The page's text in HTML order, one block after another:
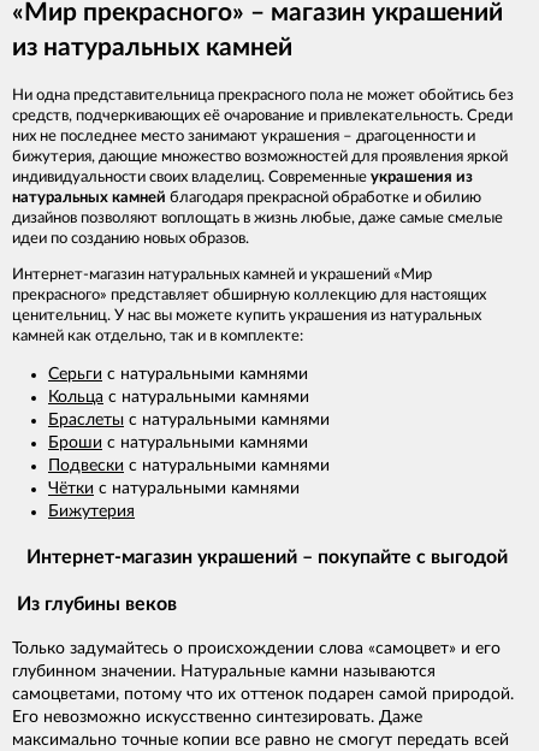
«Мир прекрасного» – магазин украшений
из натуральных камней
Ни одна представительница прекрасного пола не может обойтись без
средств, подчеркивающих её очарование и привлекательность. Среди
них не последнее место занимают украшения – драгоценности и
бижутерия, дающие множество возможностей для проявления яркой
индивидуальности своих владелиц. Современные украшения из
натуральных камней благодаря прекрасной обработке и обилию
дизайнов позволяют воплощать в жизнь любые, даже самые смелые
идеи по созданию новых образов.
Интернет-магазин натуральных камней и украшений «Мир
прекрасного» представляет обширную коллекцию для настоящих
ценительниц. У нас вы можете купить украшения из натуральных
камней как отдельно, так и в комплекте:
Серьги с натуральными камнями
Кольца с натуральными камнями
Браслеты с натуральными камнями
Броши с натуральными камнями
Подвески с натуральными камнями
Чётки с натуральными камнями
Бижутерия
Интернет-магазин украшений – покупайте с выгодой
Из глубины веков
Только задумайтесь о происхождении слова «самоцвет» и его
глубинном значении. Натуральные камни называются
самоцветами, потому что их оттенок подарен самой природой.
Его невозможно искусственно синтезировать. Даже
максимально точные копии все равно не смогут передать всей